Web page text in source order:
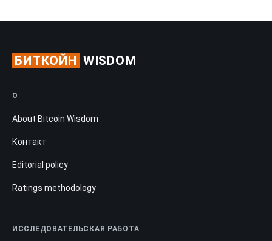
БИТКОЙН WISDOM
О
About Bitcoin Wisdom
Контакт
Editorial policy
Ratings methodology
ИССЛЕДОВАТЕЛЬСКАЯ РАБОТА